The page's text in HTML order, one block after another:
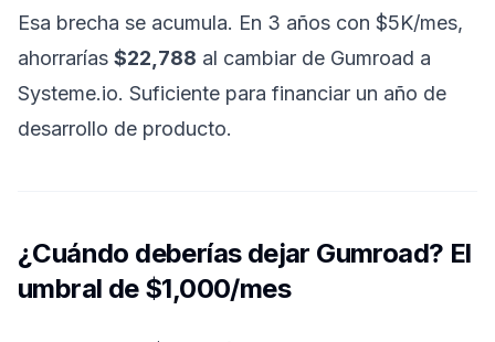
Esa brecha se acumula. En 3 años con $5K/mes,
ahorrarías $22,788 al cambiar de Gumroad a
Systeme.io. Suficiente para financiar un año de
desarrollo de producto.
¿Cuándo deberías dejar Gumroad? El
umbral de $1,000/mes